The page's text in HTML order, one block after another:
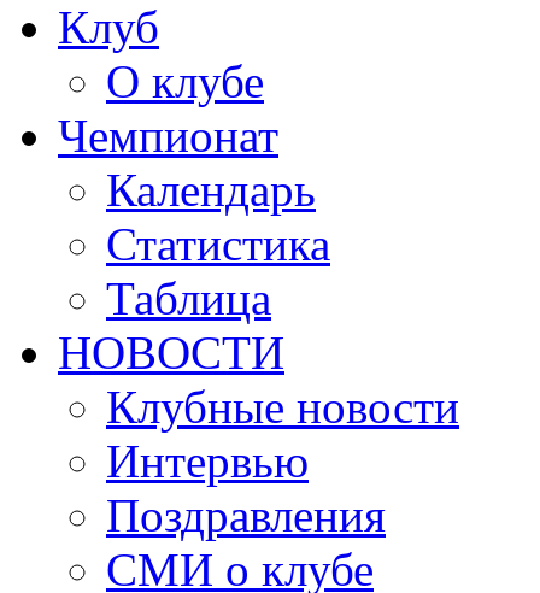
Клуб
О клубе
Чемпионат
Календарь
Статистика
Таблица
НОВОСТИ
Клубные новости
Интервью
Поздравления
СМИ о клубе